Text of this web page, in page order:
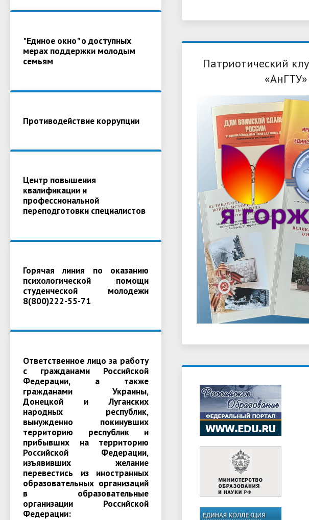
"Единое окно" о доступных
мерах поддержки молодым
семьям
Противодействие коррупции
Центр повышения
квалификации и
профессиональной
переподготовки специалистов
Горячая линия по оказанию
психологической помощи
студенческой молодежи
8(800)222-55-71
Ответственное лицо за работу
с гражданами Российской
Федерации, а также
гражданами Украины,
Донецкой и Луганских
народных республик,
вынужденно покинувших
территорию республик и
прибывших на территорию
Российской Федерации,
изъявивших желание
перевестись из иностранных
образовательных организаций
в образовательные
организации Российской
Федерации:
Патриотический
«АнГТУ»